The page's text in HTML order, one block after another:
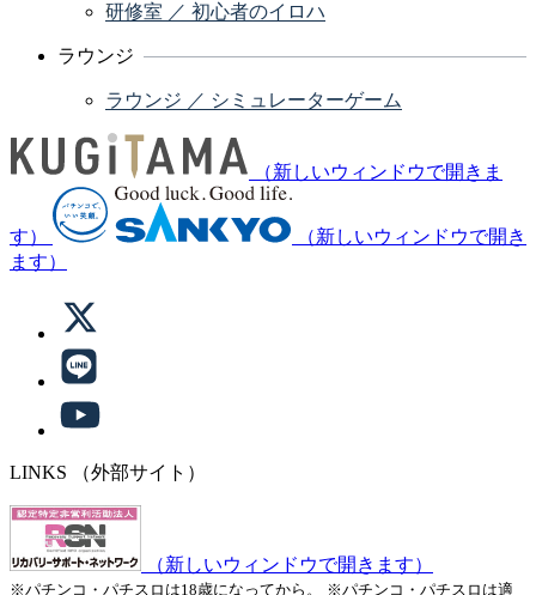
研修室 ／ 初心者のイロハ
ラウンジ
ラウンジ ／ シミュレーターゲーム
（新しいウィンドウで開きま
す）
（新しいウィンドウで開き
ます）
LINKS （外部サイト）
（新しいウィンドウで開きます）
※パチンコ・パチスロは18歳になってから。 ※パチンコ・パチスロは適